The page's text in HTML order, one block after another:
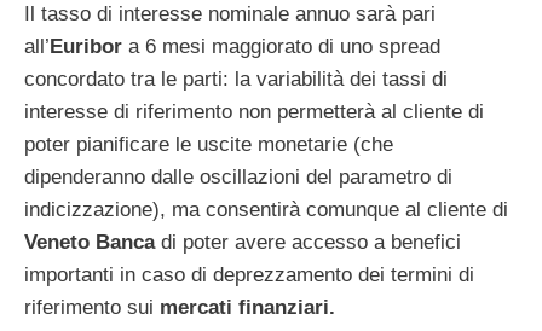
Il tasso di interesse nominale annuo sarà pari
all’Euribor a 6 mesi maggiorato di uno spread
concordato tra le parti: la variabilità dei tassi di
interesse di riferimento non permetterà al cliente di
poter pianificare le uscite monetarie (che
dipenderanno dalle oscillazioni del parametro di
indicizzazione), ma consentirà comunque al cliente di
Veneto Bancadi poter avere accesso a benefici
importanti in caso di deprezzamento dei termini di
riferimento sui mercati finanziari.